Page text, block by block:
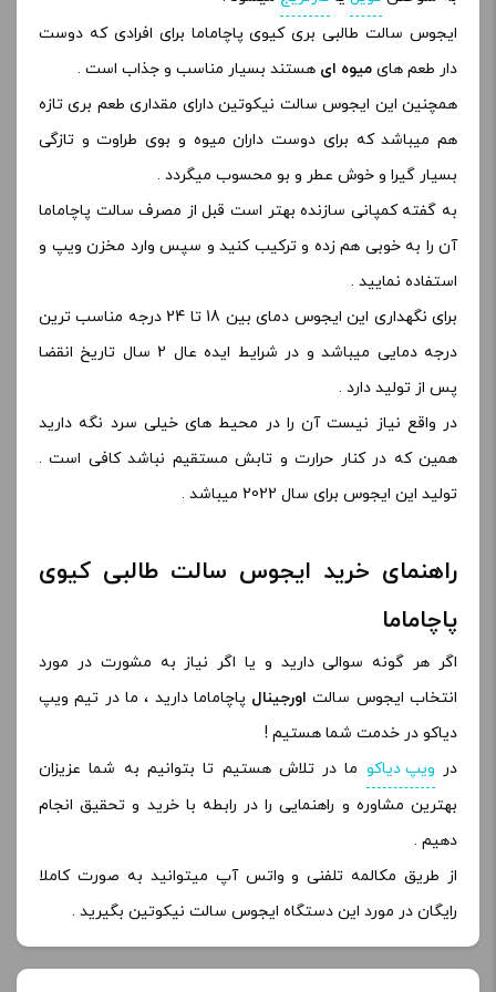
ایجوس سالت طالبی بری کیوی پاچاماما برای افرادی که دوست
دار طعم های میوه ای هستند بسیار مناسب و جذاب است .
همچنین این ایجوس سالت نیکوتین دارای مقداری طعم بری تازه
هم میباشد که برای دوست داران میوه و بوی طراوت و تازگی
بسیار گیرا و خوش عطر و بو محسوب میگردد .
به گفته کمپانی سازنده بهتر است قبل از مصرف سالت پاچاماما
آن را به خوبی هم زده و ترکیب کنید و سپس وارد مخزن ویپ و
استفاده نمایید .
برای نگهداری این ایجوس دمای بین 18 تا 24 درجه مناسب ترین
درجه دمایی میباشد و در شرایط ایده عال 2 سال تاریخ انقضا
پس از تولید دارد .
در واقع نیاز نیست آن را در محیط های خیلی سرد نگه دارید
همین که در کنار حرارت و تابش مستقیم نباشد کافی است .
تولید این ایجوس برای سال 2022 میباشد .
راهنمای خرید ایجوس سالت طالبی کیوی
پاچاماما
اگر هر گونه سوالی دارید و یا اگر نیاز به مشورت در مورد
انتخاب ایجوس سالت اورجینال پاچاماما دارید ، ما در تیم ویپ
دیاکو در خدمت شما هستیم !
در ویپ دیاکو ما در تلاش هستیم تا بتوانیم به شما عزیزان
بهترین مشاوره و راهنمایی را در رابطه با خرید و تحقیق انجام
دهیم .
از طریق مکالمه تلفنی و واتس آپ میتوانید به صورت کاملا
رایگان در مورد این دستگاه ایجوس سالت نیکوتین بگیرید .